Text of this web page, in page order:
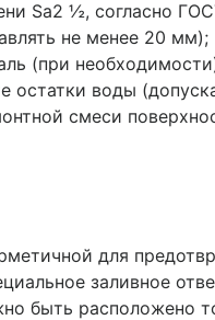
Sa2 ½, согласно
не менее 20 мм);
(при
воды
смеси
для
заливное
быть расположено